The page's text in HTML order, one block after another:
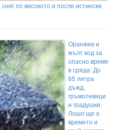
по високото и после истински
Оранжев и
жълт код за
опасно време
в сряда: До
65 литра
дъжд,
гръмотевици
и градушки.
Лошо ще е
времето и